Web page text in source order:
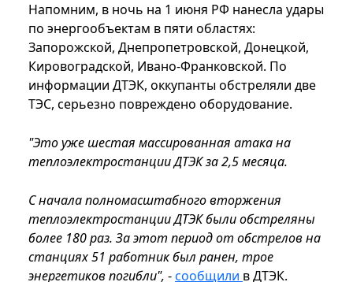
Напомним, в ночь на 1 июня РФ нанесла удары
по энергообъектам в пяти областях:
Запорожской, Днепропетровской, Донецкой,
Кировоградской, Ивано-Франковской. По
информации ДТЭК, оккупанты обстреляли две
ТЭС, серьезно повреждено оборудование.
"Это уже шестая массированная атака на
теплоэлектростанции ДТЭК за 2,5 месяца.
С начала полномасштабного вторжения
теплоэлектростанции ДТЭК были обстреляны
более 180 раз. За этот период от обстрелов на
станциях 51 работник был ранен, трое
энергетиков погибли", -сообщили в ДТЭК.